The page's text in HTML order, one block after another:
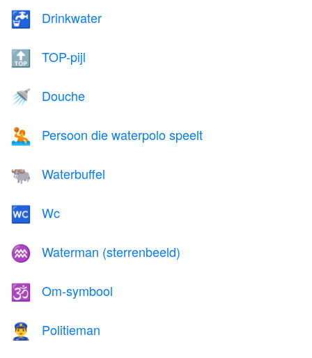
🚰 Drinkwater
🔝 TOP-pijl
🚿 Douche
🤽 Persoon die waterpolo speelt
🐃 Waterbuffel
🚾 Wc
♒ Waterman (sterrenbeeld)
🕉️ Om-symbool
👮‍♂️ Politieman